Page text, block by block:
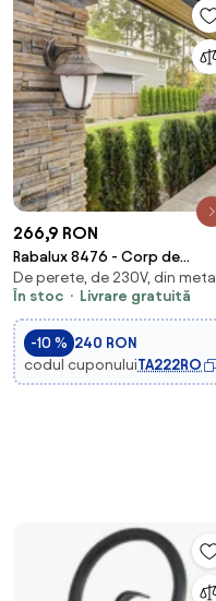
266,9 RON
Rabalux 8476 - Corp de
iluminat perete exterior
MADRID 1xE27/60W/230V
De perete, de 230V, din metal
În stoc
Livrare gratuită
-10 % 240 RON
codul cuponuluiTA222RO